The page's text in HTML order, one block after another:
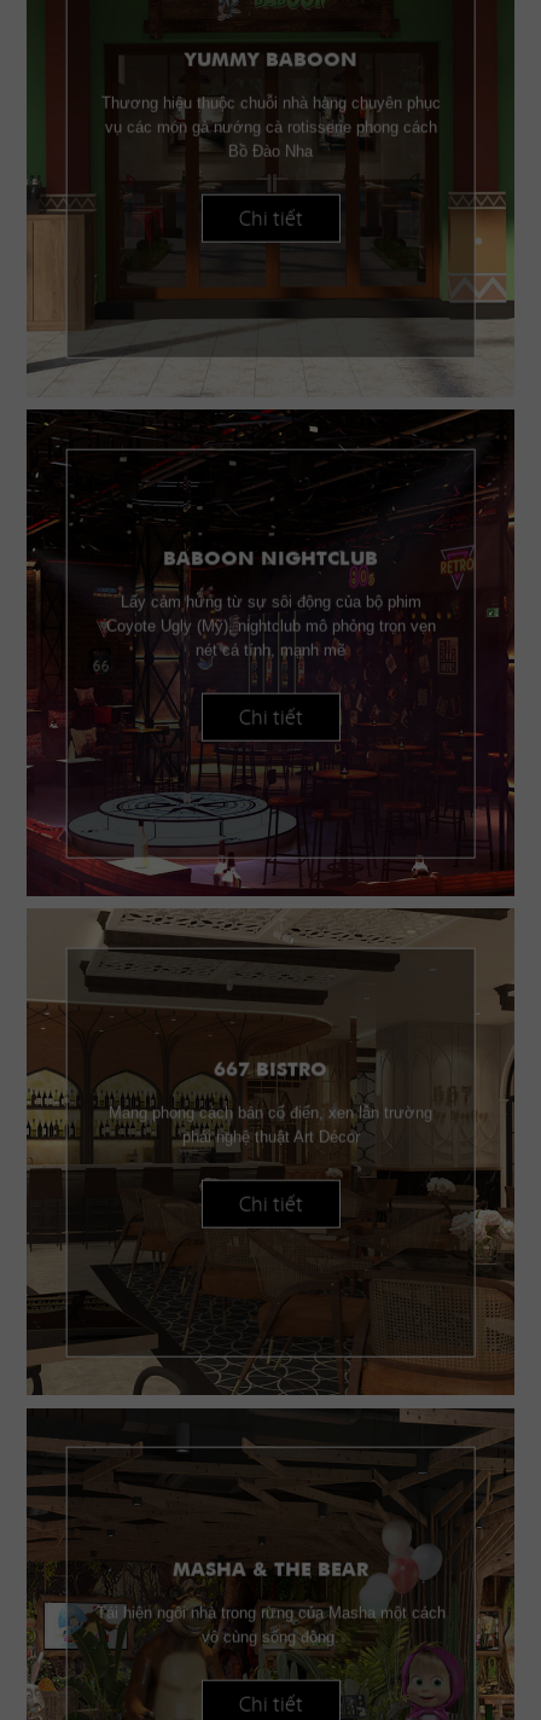
YUMMY BABOON
Thương hiệu thuộc chuỗi nhà hàng chuyên phục
vụ các món gà nướng cà rotisserie phong cách
Bồ Đào Nha
Chi tiết
BABOON NIGHTCLUB
Lấy cảm hứng từ sự sôi động của bộ phim
Coyote Ugly (Mỹ), nightclub mô phỏng trọn vẹn
nét cá tính, mạnh mẽ
Chi tiết
667 BISTRO
Mang phong cách bán cổ điển, xen lẫn trường
phái nghệ thuật Art Décor
Chi tiết
MASHA & THE BEAR
Tái hiện ngôi nhà trong rừng của Masha một cách
vô cùng sống động.
Chi tiết